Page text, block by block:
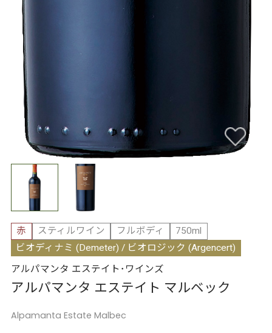
赤 スティルワイン フルボディ
750ml
ビオディナミ (Demeter) / ビオロジック (Argencert)
アルパマンタ エステイト･ワインズ
アルパマンタ エステイト マルベック
Alpamanta Estate Malbec